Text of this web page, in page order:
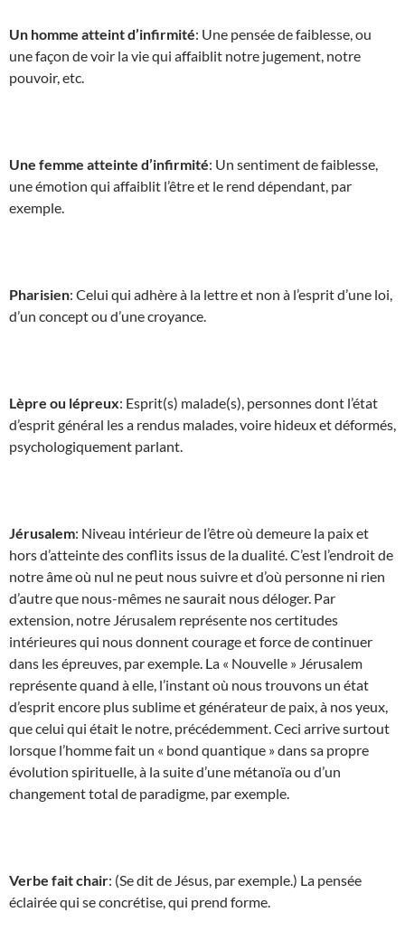
Un homme atteint d’infirmité: Une pensée de faiblesse, ou
une façon de voir la vie qui affaiblit notre jugement, notre
pouvoir, etc.
Une femme atteinte d’infirmité: Un sentiment de faiblesse,
une émotion qui affaiblit l’être et le rend dépendant, par
exemple.
Pharisien: Celui qui adhère à la lettre et non à l’esprit d’une loi,
d’un concept ou d’une croyance.
Lèpre ou lépreux: Esprit(s) malade(s), personnes dont l’état
d’esprit général les a rendus malades, voire hideux et déformés,
psychologiquement parlant.
Jérusalem: Niveau intérieur de l’être où demeure la paix et
hors d’atteinte des conflits issus de la dualité. C’est l’endroit de
notre âme où nul ne peut nous suivre et d’où personne ni rien
d’autre que nous-mêmes ne saurait nous déloger. Par
extension, notre Jérusalem représente nos certitudes
intérieures qui nous donnent courage et force de continuer
dans les épreuves, par exemple. La « Nouvelle » Jérusalem
représente quand à elle, l’instant où nous trouvons un état
d’esprit encore plus sublime et générateur de paix, à nos yeux,
que celui qui était le notre, précédemment. Ceci arrive surtout
lorsque l’homme fait un « bond quantique » dans sa propre
évolution spirituelle, à la suite d’une métanoïa ou d’un
changement total de paradigme, par exemple.
Verbe fait chair: (Se dit de Jésus, par exemple.) La pensée
éclairée qui se concrétise, qui prend forme.